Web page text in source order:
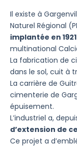
Il existe à
Naturel Régional
implantée en 1921
multinational
La fabrication de
dans le sol, cuit à
La carrière de
cimenterie de
épuisement.
L’industriel a,
d’extension de
Ce projet a